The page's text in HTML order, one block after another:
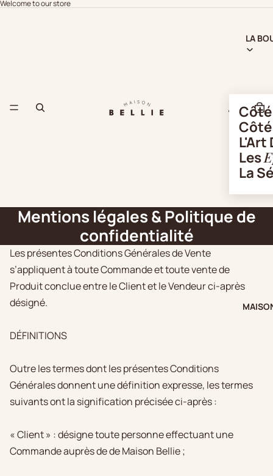
Welcome to our store
LA
L'Art
Les
La
Mentions légales & Politique de
confidentialité
Les présentes Conditions Générales de Vente
s’appliquent à toute Commande et toute vente de
Produit conclue entre le Client et le Vendeur ci-après
désigné.
DÉFINITIONS
Outre les termes dont les présentes Conditions
Générales donnent une définition expresse, les termes
suivants ont la signification précisée ci-après :
« Client » : désigne toute personne effectuant une
Commande auprès de de Maison Bellie ;